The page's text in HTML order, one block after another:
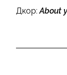
Дкор:About